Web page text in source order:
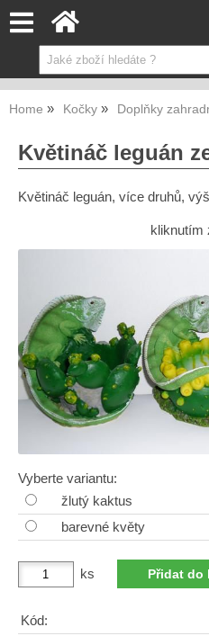
Home Kočky Doplňky
Květináč leguán
Květináč leguán, více druhů,
kliknutím
Vyberte variantu:
žlutý kaktus
barevné květy
ks
Kód: